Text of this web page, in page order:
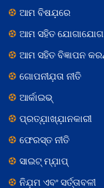
ଆମ ବିଷଯ଼ରେ
ଆମ ସହିତ
ଆମ ସହିତ ବିଜ୍ଞାପନ
ଗୋପନୀଯ଼ତା ନୀତି
ଆର୍କାଇଭ୍
ପ୍ରତ୍ଯ଼ାଖ୍ଯ଼ାନକାରୀ
ଫେରସ୍ତ ନୀତି
ସାଇଟ୍ ମ୍ଯ଼ାପ୍
ନିଯ଼ମ ଏବଂ ସର୍ତ୍ତାବଳୀ